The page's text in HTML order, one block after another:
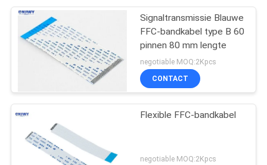
Signaltransmissie Blauwe
FFC-bandkabel type B 60
pinnen 80 mm lengte
negotiable MOQ:2Kpcs
CONTACT
Flexible FFC-bandkabel
negotiable MOQ:2Kpcs